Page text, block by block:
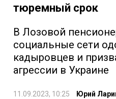
тюремный срок
В Лозовой
социальные сети
кадыровцев и
агрессии в Украине
11.09.2023, 10:25 Юрий